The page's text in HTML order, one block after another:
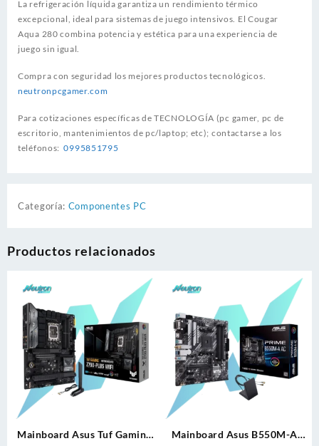
La refrigeración líquida garantiza un rendimiento térmico
excepcional, ideal para sistemas de juego intensivos. El Cougar
Aqua 280 combina potencia y estética para una experiencia de
juego sin igual.
Compra con seguridad los mejores productos tecnológicos.
neutronpcgamer.com
Para cotizaciones específicas de TECNOLOGÍA (pc gamer, pc de
escritorio, mantenimientos de pc/laptop; etc); contactarse a los
teléfonos:0995851795
Categoría: Componentes PC
Productos relacionados
Mainboard Asus Tuf Gaming
Mainboard Asus B550M-A